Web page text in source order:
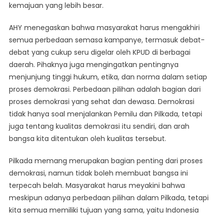
kemajuan yang lebih besar.
AHY menegaskan bahwa masyarakat harus mengakhiri
semua perbedaan semasa kampanye, termasuk debat-
debat yang cukup seru digelar oleh KPUD di berbagai
daerah. Pihaknya juga mengingatkan pentingnya
menjunjung tinggi hukum, etika, dan norma dalam setiap
proses demokrasi. Perbedaan pilihan adalah bagian dari
proses demokrasi yang sehat dan dewasa. Demokrasi
tidak hanya soal menjalankan Pemilu dan Pilkada, tetapi
juga tentang kualitas demokrasi itu sendiri, dan arah
bangsa kita ditentukan oleh kualitas tersebut.
Pilkada memang merupakan bagian penting dari proses
demokrasi, namun tidak boleh membuat bangsa ini
terpecah belah. Masyarakat harus meyakini bahwa
meskipun adanya perbedaan pilihan dalam Pilkada, tetapi
kita semua memiliki tujuan yang sama, yaitu Indonesia